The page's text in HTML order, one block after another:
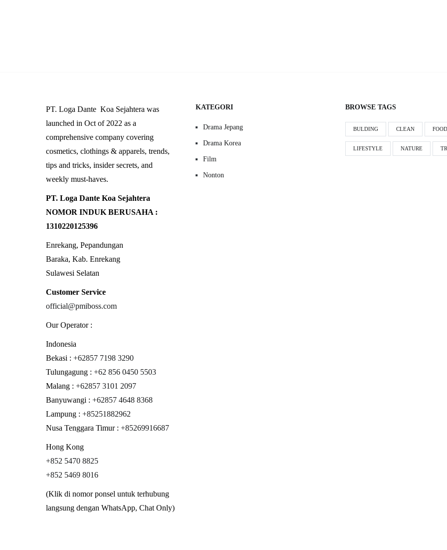
PT. Loga Dante Koa Sejahtera was
launched in Oct of 2022 as a
comprehensive company covering
cosmetics, clothings & apparels, trends,
tips and tricks, insider secrets, and
weekly must-haves.
PT. Loga Dante Koa Sejahtera
NOMOR INDUK BERUSAHA :
1310220125396
Enrekang, Pepandungan
Baraka, Kab. Enrekang
Sulawesi Selatan
Customer Service
official@pmiboss.com
Our Operator :
Indonesia
Bekasi : +62857 7198 3290
Tulungagung : +62 856 0450 5503
Malang : +62857 3101 2097
Banyuwangi : +62857 4648 8368
Lampung : +85251882962
Nusa Tenggara Timur : +85269916687
Hong Kong
+852 5470 8825
+852 5469 8016
(Klik di nomor ponsel untuk terhubung
langsung dengan WhatsApp, Chat Only)
KATEGORI
Drama Jepang
Drama Korea
Film
Nonton
BROWSE TAGS
BULDING CLEAN FOOD
LIFESTYLE NATURE